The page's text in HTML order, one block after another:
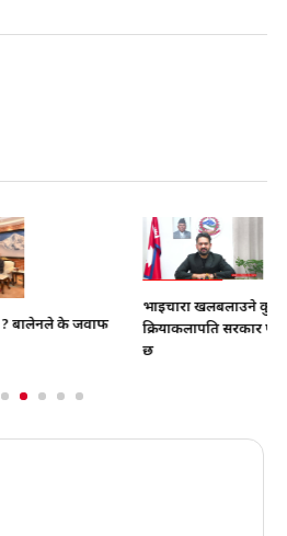
भाइचारा खलबलाउने कुनै पनि
क्रियाकलापप्रति सरकार पूर्ण रुपमा सचेत